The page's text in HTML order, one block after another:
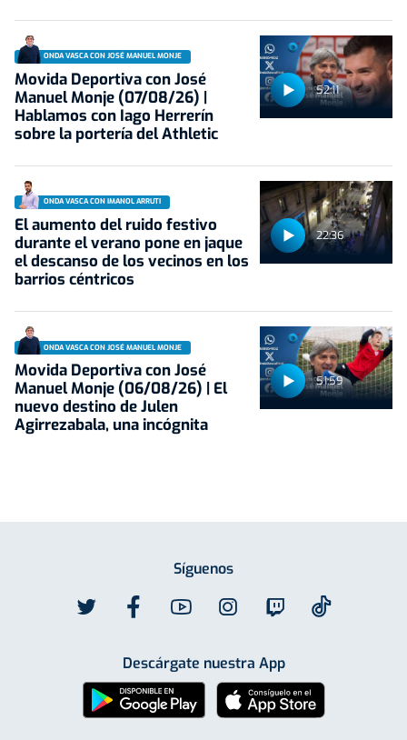
52:11
ONDA VASCA CON JOSÉ MANUEL MONJE
Movida Deportiva con José
Manuel Monje (07/08/26) |
Hablamos con Iago Herrerín
sobre la portería del Athletic
22:36
ONDA VASCA CON IMANOL ARRUTI
El aumento del ruido festivo
durante el verano pone en jaque
el descanso de los vecinos en los
barrios céntricos
51:59
ONDA VASCA CON JOSÉ MANUEL MONJE
Movida Deportiva con José
Manuel Monje (06/08/26) | El
nuevo destino de Julen
Agirrezabala, una incógnita
Síguenos
Descárgate nuestra App